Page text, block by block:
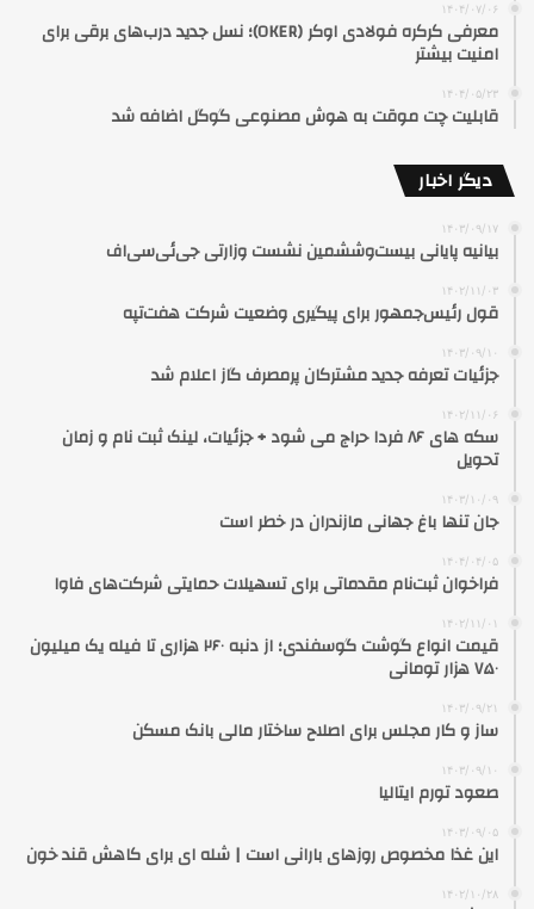
۱۴۰۴/۰۷/۰۶
معرفی کرکره فولادی اوکر (OKER)؛ نسل جدید درب‌های برقی برای
امنیت بیشتر
۱۴۰۴/۰۵/۲۳
قابلیت چت موقت به هوش مصنوعی گوگل اضافه شد
دیگر اخبار
۱۴۰۳/۰۹/۱۷
بیانیه پایانی بیست‌وششمین نشست وزارتی جی‌ئی‌سی‌اف
۱۴۰۲/۱۱/۰۳
قول رئیس‌جمهور برای پیگیری وضعیت شرکت هفت‌تپه
۱۴۰۳/۰۹/۱۰
جزئیات تعرفه جدید مشترکان پرمصرف گاز اعلام شد
۱۴۰۲/۱۱/۰۶
سکه‌ های ۸۶ فردا حراج می شود + جزئیات، لینک ثبت نام و زمان
تحویل
۱۴۰۳/۱۰/۰۹
جان تنها باغ جهانی مازندران در خطر است
۱۴۰۴/۰۴/۰۵
فراخوان ثبت‌نام مقدماتی برای تسهیلات حمایتی شرکت‌های فاوا
۱۴۰۲/۱۱/۰۱
قیمت انواع گوشت گوسفندی؛ از دنبه ۲۶۰ هزاری تا فیله یک میلیون
۷۵۰ هزار تومانی
۱۴۰۳/۰۹/۲۱
ساز و کار مجلس برای اصلاح ساختار مالی بانک مسکن
۱۴۰۳/۰۹/۱۰
صعود تورم ایتالیا
۱۴۰۳/۰۹/۰۵
این غذا مخصوص روزهای بارانی است | شله ای برای کاهش قند خون
۱۴۰۲/۱۰/۲۸